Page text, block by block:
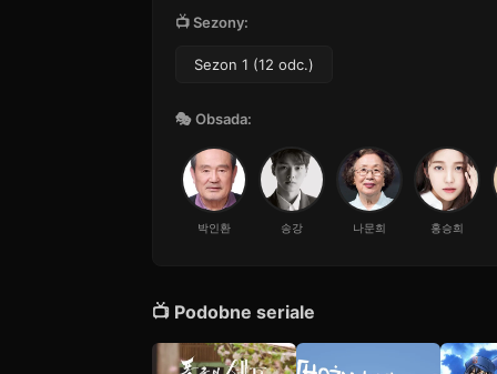
📺 Sezony:
Sezon 1 (12 odc.)
🎭 Obsada:
박인환 송강 나문희 홍승희
📺 Podobne seriale